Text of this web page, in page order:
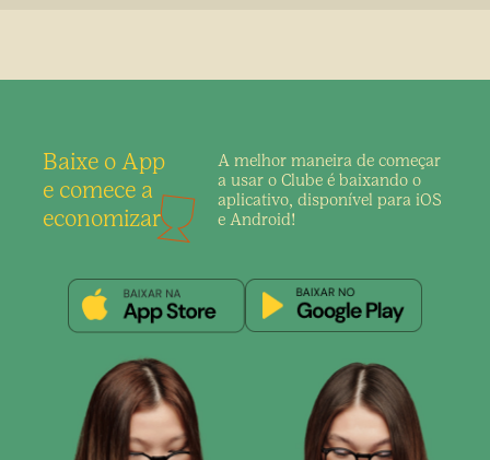
Baixe o App
e comece a
economizar
A melhor maneira de começar
a usar o Clube é baixando o
aplicativo, disponível para iOS
e Android!